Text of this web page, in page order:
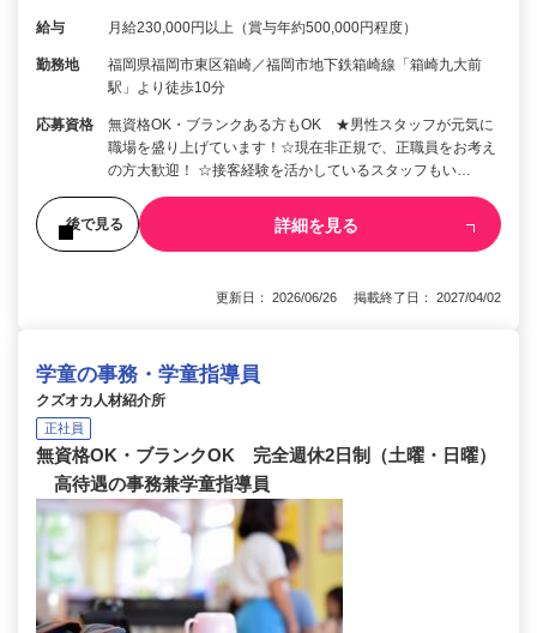
給与 月給230,000円以上（賞与年約500,000円程度）
勤務地
福岡県福岡市東区箱崎／福岡市地下鉄箱崎線「箱崎九大前
駅」より徒歩10分
応募資格
無資格OK・ブランクある方もOK ★男性スタッフが元気に
職場を盛り上げています！☆現在非正規で、正職員をお考え
の方大歓迎！ ☆接客経験を活かしているスタッフもい…
後で見る 詳細を見る
更新日： 2026/06/26 掲載終了日： 2027/04/02
学童の事務・学童指導員
クズオカ人材紹介所
正社員
無資格OK・ブランクOK 完全週休2日制（土曜・日曜）
高待遇の事務兼学童指導員